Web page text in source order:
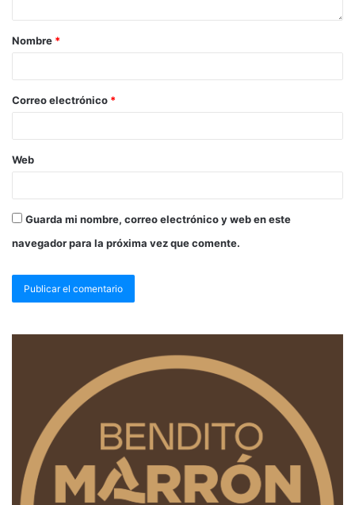
Nombre *
Correo electrónico *
Web
Guarda mi nombre, correo electrónico y web en este
navegador para la próxima vez que comente.